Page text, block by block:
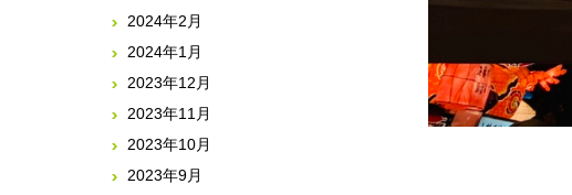
2024年2月
2024年1月
2023年12月
2023年11月
2023年10月
2023年9月